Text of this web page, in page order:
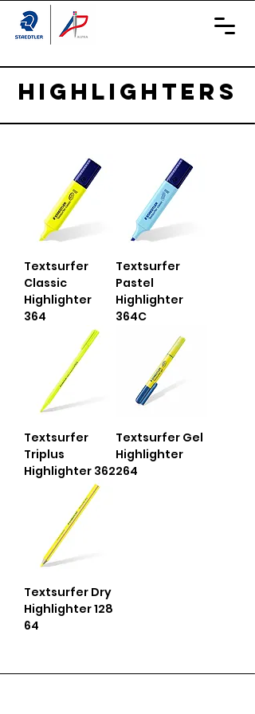
Highlighters
Textsurfer
Classic
Highlighter
364
Textsurfer
Pastel
Highlighter
364C
Textsurfer
Triplus
Highlighter 362
Textsurfer Gel
Highlighter
264
Textsurfer Dry
Highlighter 128
64